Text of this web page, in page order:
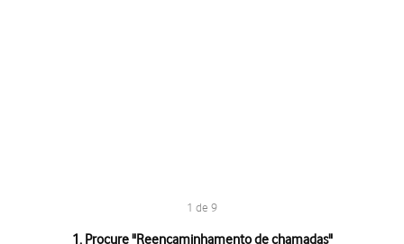
1 de 9
1. Procure "Reencaminhamento de chamadas"